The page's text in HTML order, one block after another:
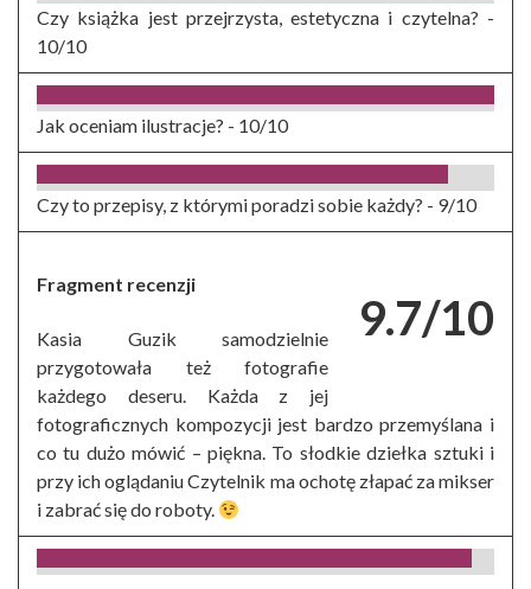
Czy książka jest przejrzysta, estetyczna i czytelna? -
10/10
Jak oceniam ilustracje? - 10/10
Czy to przepisy, z którymi poradzi sobie każdy? - 9/10
9.7/10
Fragment recenzji
Kasia Guzik samodzielnie
przygotowała też fotografie
każdego deseru. Każda z jej
fotograficznych kompozycji jest bardzo przemyślana i
co tu dużo mówić – piękna. To słodkie dziełka sztuki i
przy ich oglądaniu Czytelnik ma ochotę złapać za mikser
i zabrać się do roboty.